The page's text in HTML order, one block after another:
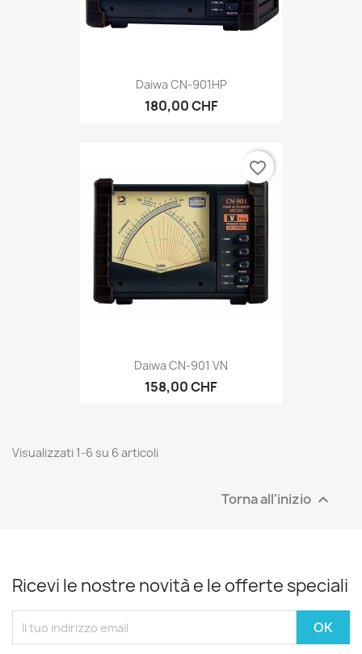
Daiwa CN-901HP
180,00 CHF
Daiwa CN-901 VN
158,00 CHF
favorite_border
Visualizzati 1-6 su 6 articoli
Torna all'inizio 
Ricevi le nostre novità e le offerte speciali